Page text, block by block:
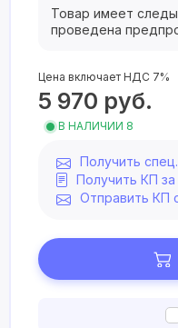
Товар имеет
проведена
Цена включает НДС 7%
5 970 руб.
В НАЛИЧИИ 8
Получить
Получить КП за
Отправить КП